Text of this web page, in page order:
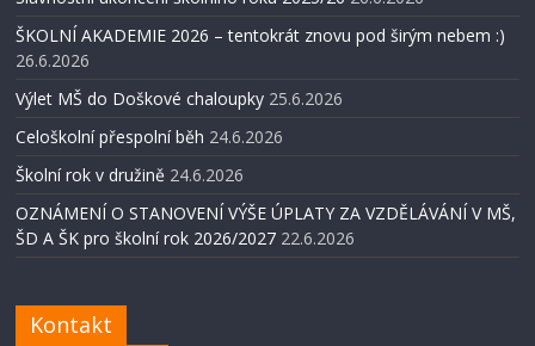
ŠKOLNÍ AKADEMIE 2026 – tentokrát znovu pod širým nebem :)
26.6.2026
Výlet MŠ do Doškové chaloupky 25.6.2026
Celoškolní přespolní běh 24.6.2026
Školní rok v družině 24.6.2026
OZNÁMENÍ O STANOVENÍ VÝŠE ÚPLATY ZA VZDĚLÁVÁNÍ V MŠ,
ŠD A ŠK pro školní rok 2026/2027 22.6.2026
Kontakt